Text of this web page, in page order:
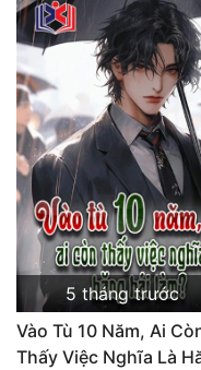
5 tháng trước
Vào Tù 10 Năm, Ai
Thấy Việc Nghĩa Là